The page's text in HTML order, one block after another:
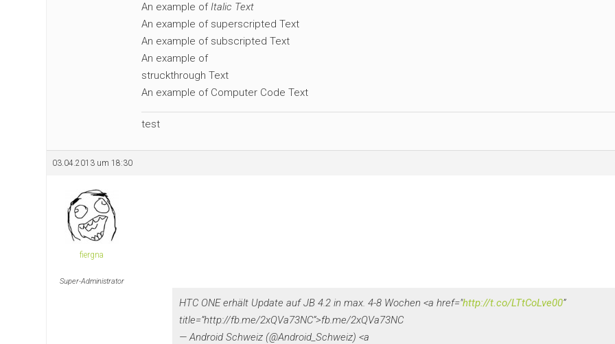
An example ofItalic Text
An example of superscripted Text
An example of subscripted Text
An example of
struckthrough Text
An example of Computer Code Text
test
03.04.2013 um 18:30
fiergna
Super-Administrator
HTC ONE erhält Update auf JB 4.2 in max. 4-8 Wochen <a href="http://t.co/LTtCoLve00”
title=”http://fb.me/2xQVa73NC“>fb.me/2xQVa73NC
— Android Schweiz (@Android_Schweiz) <a